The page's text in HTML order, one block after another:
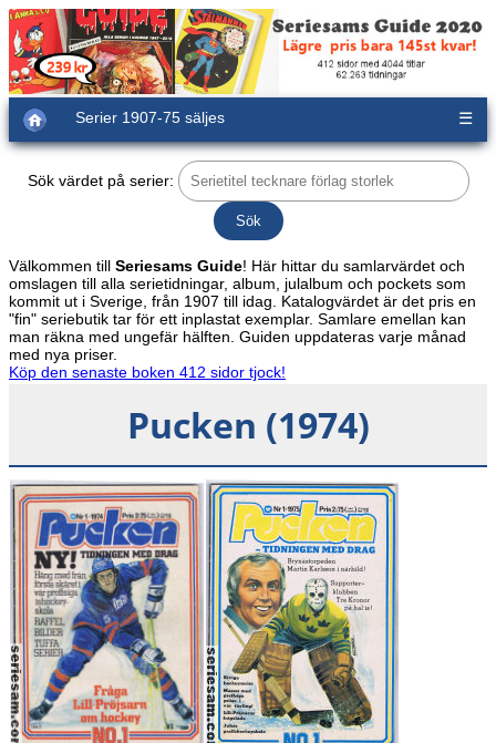
Serier 1907-75 säljes ☰
Sök värdet på serier:
Välkommen till Seriesams Guide! Här hittar du samlarvärdet och
omslagen till alla serietidningar, album, julalbum och pockets som
kommit ut i Sverige, från 1907 till idag. Katalogvärdet är det pris en
"fin" seriebutik tar för ett inplastat exemplar. Samlare emellan kan
man räkna med ungefär hälften. Guiden uppdateras varje månad
med nya priser.
Köp den senaste boken 412 sidor tjock!
Pucken (1974)